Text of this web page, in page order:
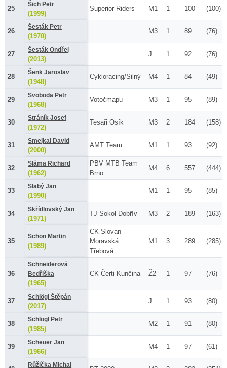
25
Šich Petr
(1999)
Superior Riders M1 1 100 (100)
26
Šesták Petr
(1970)
M3 1 89 (76)
27
Šesták Ondřej
(2013)
J 1 92 (76)
28
Šenk Jaroslav
(1948)
Cykloracing/Silný M4 1 84 (49)
29
Svoboda Petr
(1968)
Votočmapu M3 1 95 (89)
30
Stráník Josef
(1972)
Tesaři Osík M3 2 184 (158)
31
Smejkal David
(2000)
AMT Team M1 1 93 (92)
32
Sláma Richard
(1962)
PBV MTB Team
Brno
M4 6 557 (444)
33
Slabý Jan
(1990)
M1 1 95 (85)
34
Skřídlovský Jan
(1971)
TJ Sokol Dobřív M3 2 189 (163)
35
Schön Martin
(1989)
CK Slovan
Moravská
Třebová
M1 3 289 (285)
36
Schneiderová
Bedřiška
(1965)
CK Čerti Kunčina Ž2 1 97 (76)
37
Schlögl Štěpán
(2017)
J 1 93 (80)
38
Schlögl Petr
(1985)
M2 1 91 (80)
39
Scheuer Jan
(1966)
M4 1 97 (61)
Růžička Michal